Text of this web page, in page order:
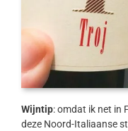
Wijntip: omdat ik net in
deze Noord-Italiaanse